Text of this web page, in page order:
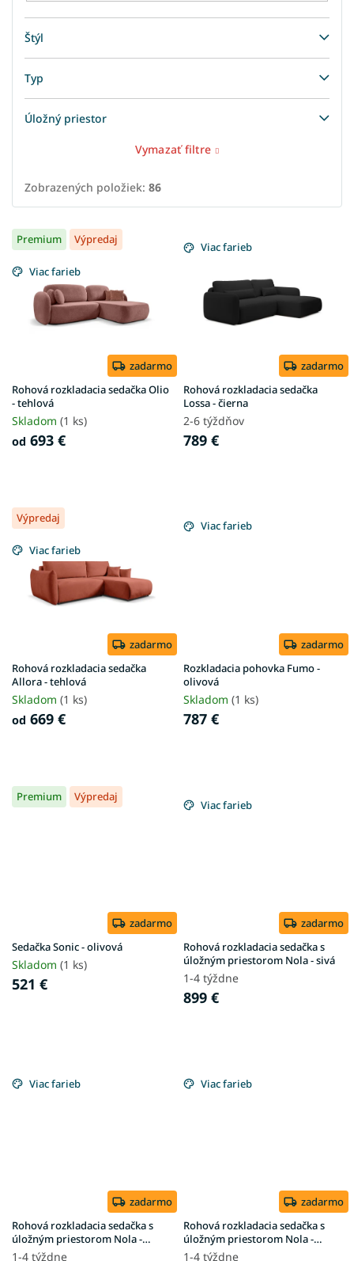
Štýl
Typ
Úložný priestor
Vymazať filtre
Zobrazených položiek: 86
V
ý
p
i
u
k
t
o
Premium Výpredaj
Viac farieb
zadarmo
Rohová rozkladacia sedačka Olio
- tehlová
Skladom (1 ks)
od 693 €
Viac farieb
zadarmo
Rohová rozkladacia sedačka
Lossa - čierna
2-6 týždňov
789 €
Výpredaj
Viac farieb
zadarmo
Rohová rozkladacia sedačka
Allora - tehlová
Skladom (1 ks)
od 669 €
Viac farieb
zadarmo
Rozkladacia pohovka Fumo -
olivová
Skladom (1 ks)
787 €
Premium Výpredaj
zadarmo
Sedačka Sonic - olivová
Skladom (1 ks)
521 €
Viac farieb
zadarmo
Rohová rozkladacia sedačka s
úložným priestorom Nola - sivá
1-4 týždne
899 €
Viac farieb
zadarmo
Rohová rozkladacia sedačka s
úložným priestorom Nola -
modrá
1-4 týždne
Viac farieb
zadarmo
Rohová rozkladacia sedačka s
úložným priestorom Nola -
horčicová
1-4 týždne